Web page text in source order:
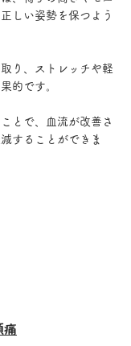
しい姿勢を保つよう
り、ストレッチや軽
的です。
とで、血流が改善さ
することができま
痛